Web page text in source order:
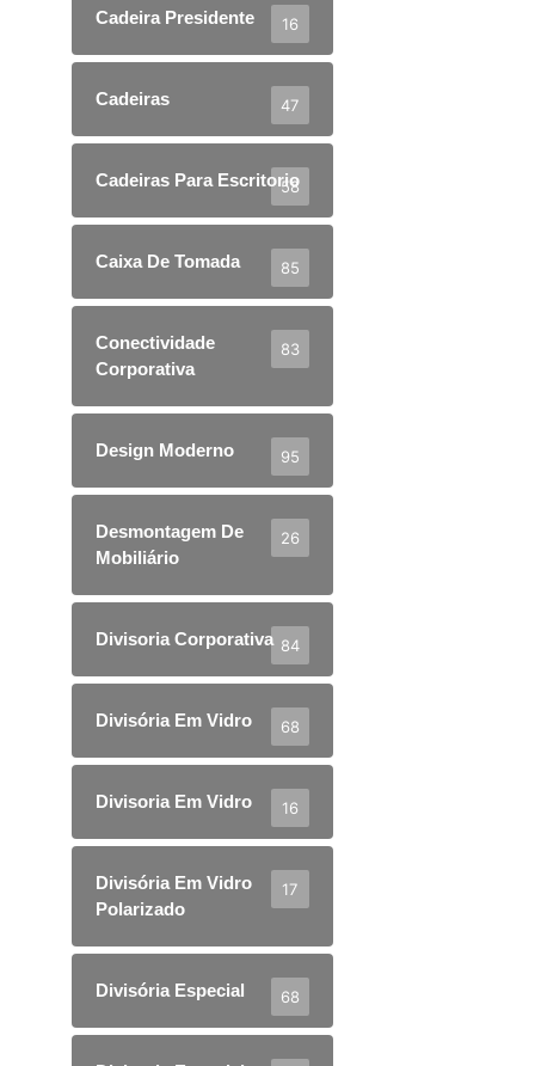
Cadeira Presidente 16
Cadeiras 47
Cadeiras Para Escritorio
58
Caixa De Tomada 85
Conectividade
Corporativa
83
Design Moderno 95
Desmontagem De
Mobiliário
26
Divisoria Corporativa 84
Divisória Em Vidro 68
Divisoria Em Vidro 16
Divisória Em Vidro
Polarizado
17
Divisória Especial 68